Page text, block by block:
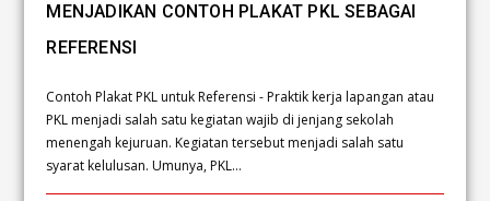
MENJADIKAN CONTOH PLAKAT PKL SEBAGAI
REFERENSI
Contoh Plakat PKL untuk Referensi - Praktik kerja lapangan atau
PKL menjadi salah satu kegiatan wajib di jenjang sekolah
menengah kejuruan. Kegiatan tersebut menjadi salah satu
syarat kelulusan. Umunya, PKL…